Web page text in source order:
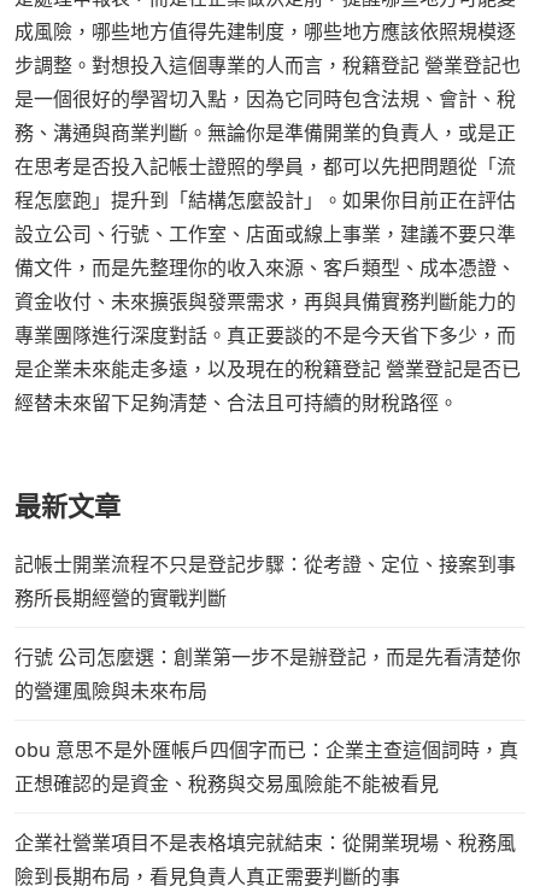
成風險，哪些地方值得先建制度，哪些地方應該依照規模逐
步調整。對想投入這個專業的人而言，稅籍登記 營業登記也
是一個很好的學習切入點，因為它同時包含法規、會計、稅
務、溝通與商業判斷。無論你是準備開業的負責人，或是正
在思考是否投入記帳士證照的學員，都可以先把問題從「流
程怎麼跑」提升到「結構怎麼設計」。如果你目前正在評估
設立公司、行號、工作室、店面或線上事業，建議不要只準
備文件，而是先整理你的收入來源、客戶類型、成本憑證、
資金收付、未來擴張與發票需求，再與具備實務判斷能力的
專業團隊進行深度對話。真正要談的不是今天省下多少，而
是企業未來能走多遠，以及現在的稅籍登記 營業登記是否已
經替未來留下足夠清楚、合法且可持續的財稅路徑。
最新文章
記帳士開業流程不只是登記步驟：從考證、定位、接案到事
務所長期經營的實戰判斷
行號 公司怎麼選：創業第一步不是辦登記，而是先看清楚你
的營運風險與未來布局
obu 意思不是外匯帳戶四個字而已：企業主查這個詞時，真
正想確認的是資金、稅務與交易風險能不能被看見
企業社營業項目不是表格填完就結束：從開業現場、稅務風
險到長期布局，看見負責人真正需要判斷的事